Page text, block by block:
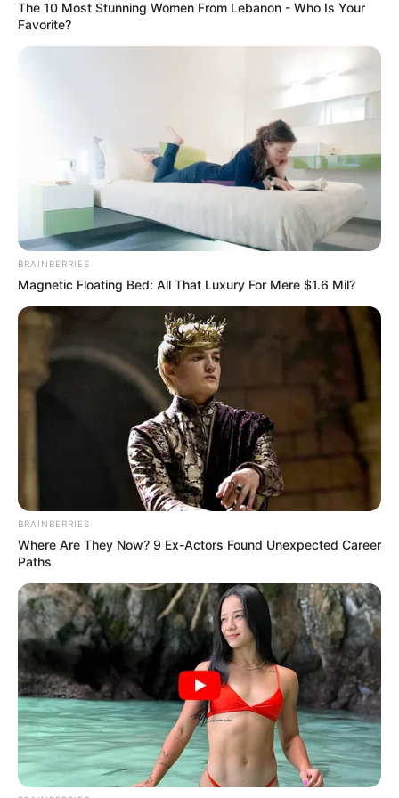
“Lojtarët e afruar dhe stafi janë shumë të mirë dhe besoj
se do e ndihmojnë Partizanin. Nuk dua t’i fus në presion
The 10 Most Stunning Women From Lebanon - Who Is Your
Favorite?
BRAINBERRIES
Magnetic Floating Bed: All That Luxury For Mere $1.6 Mil?
BRAINBERRIES
Where Are They Now? 9 Ex-Actors Found Unexpected Career
Paths